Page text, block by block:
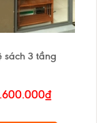
sách 3 tầng